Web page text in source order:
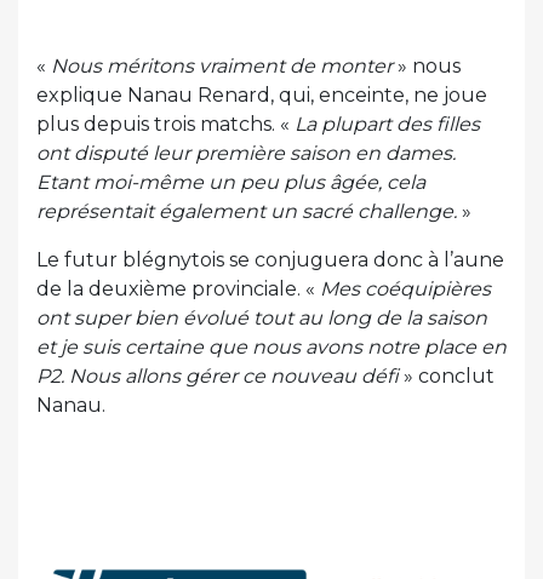
« Nous méritons vraiment de monter» nous
explique Nanau Renard, qui, enceinte, ne joue
plus depuis trois matchs. « La plupart des filles
ont disputé leur première saison en dames.
Etant moi-même un peu plus âgée, cela
représentait également un sacré challenge. »
Le futur blégnytois se conjuguera donc à l’aune
de la deuxième provinciale. « Mes coéquipières
ont super bien évolué tout au long de la saison
et je suis certaine que nous avons notre place en
P2. Nous allons gérer ce nouveau défi» conclut
Nanau.